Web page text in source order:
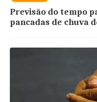
Previsão do tempo
pancadas de chuva